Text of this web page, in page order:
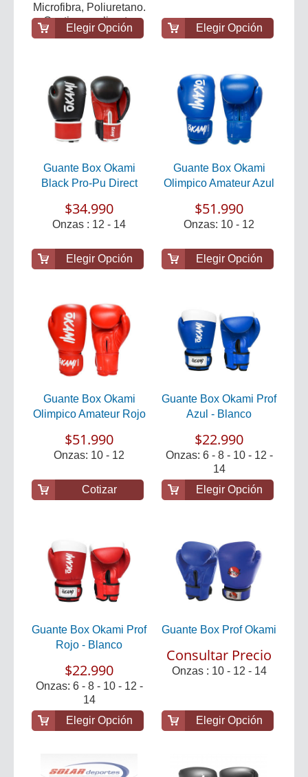
Microfibra, Poliuretano.
Contiene poliuret...
Elegir Opción Elegir Opción
Guante Box Okami
Black Pro-Pu Direct
$34.990
Onzas : 12 - 14
Elegir Opción
Guante Box Okami
Olimpico Amateur Azul
$51.990
Onzas: 10 - 12
Elegir Opción
Guante Box Okami
Olimpico Amateur Rojo
$51.990
Onzas: 10 - 12
Cotizar
Guante Box Okami Prof
Azul - Blanco
$22.990
Onzas: 6 - 8 - 10 - 12 -
14
Elegir Opción
Guante Box Okami Prof
Rojo - Blanco
$22.990
Onzas: 6 - 8 - 10 - 12 -
14
Elegir Opción
Guante Box Prof Okami
Consultar Precio
Onzas : 10 - 12 - 14
Elegir Opción